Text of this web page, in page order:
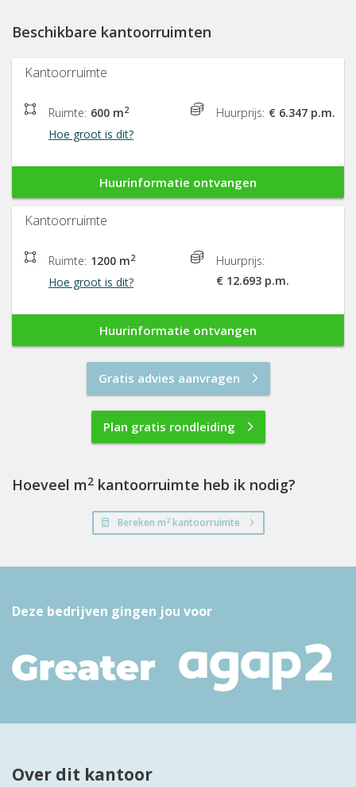
Beschikbare kantoorruimten
Kantoorruimte
Ruimte: 600 m2
Hoe groot is dit?
Huurprijs: € 6.347 p.m.
Huurinformatie ontvangen
Kantoorruimte
Ruimte: 1200 m2
Hoe groot is dit?
Huurprijs:
€ 12.693 p.m.
Huurinformatie ontvangen
Gratis advies aanvragen
Plan gratis rondleiding
Hoeveel m2 kantoorruimte heb ik nodig?
Bereken m2kantoorruimte
Deze bedrijven gingen jou voor
Over dit kantoor